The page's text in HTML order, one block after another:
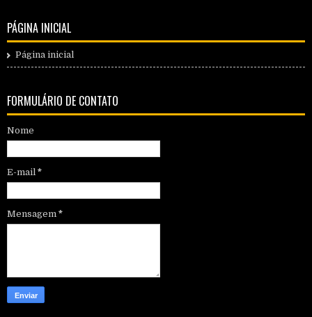
PÁGINA INICIAL
Página inicial
FORMULÁRIO DE CONTATO
Nome
E-mail *
Mensagem *